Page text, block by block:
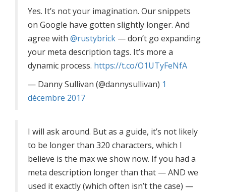
Yes. It’s not your imagination. Our snippets
on Google have gotten slightly longer. And
agree with @rustybrick — don’t go expanding
your meta description tags. It’s more a
dynamic process. https://t.co/O1UTyFeNfA
— Danny Sullivan (@dannysullivan) 1
décembre 2017
I will ask around. But as a guide, it’s not likely
to be longer than 320 characters, which I
believe is the max we show now. If you had a
meta description longer than that — AND we
used it exactly (which often isn’t the case) —